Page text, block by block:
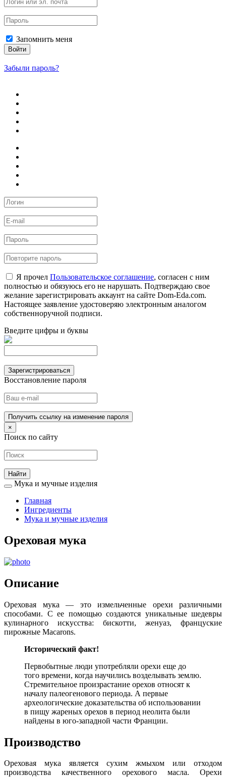
Запомнить меня
Войти
Забыли пароль?
Я прочел Пользовательское соглашение, согласен с ним
полностью и обязуюсь его не нарушать. Подтверждаю свое
желание зарегистрировать аккаунт на сайте Dom-Eda.com.
Настоящее заявление удостоверяю электронным аналогом
собственноручной подписи.
Введите цифры и буквы
Зарегистрироваться
Восстановление пароля
Получить ссылку на изменение пароля
×
Поиск по сайту
Мука и мучные изделия
Главная
Ингредиенты
Мука и мучные изделия
Ореховая мука
Описание
Ореховая мука — это измельченные орехи различными
способами. С ее помощью создаются уникальные шедевры
кулинарного искусства: бискотти, женуаз, француские
пирожные Macarons.
Исторический факт!
Первобытные люди употребляли орехи еще до
того времени, когда научились возделывать землю.
Стремительное произрастание орехов относят к
началу палеогенового периода. А первые
археологические доказательства об использовании
в пищу жареных орехов в период неолита были
найдены в юго-западной части Франции.
Производство
Ореховая мука является сухим жмыхом или отходом
производства качественного орехового масла. Орехи